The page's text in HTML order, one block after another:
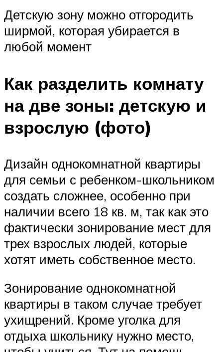
Детскую зону можно отгородить
ширмой, которая убирается в
любой момент
Как разделить комнату
на две зоны: детскую и
взрослую (фото)
Дизайн однокомнатной квартиры
для семьи с ребенком-школьником
создать сложнее, особенно при
наличии всего 18 кв. м, так как это
фактически зонирование мест для
трех взрослых людей, которые
хотят иметь собственное место.
Зонирование однокомнатной
квартиры в таком случае требует
ухищрений. Кроме уголка для
отдыха школьнику нужно место,